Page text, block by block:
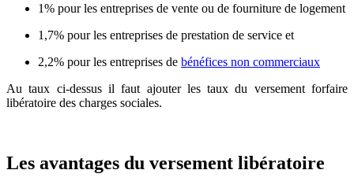
1% pour les entreprises de vente ou de fourniture de logement
1,7% pour les entreprises de prestation de service et
2,2% pour les entreprises de bénéfices non commerciaux
Au taux ci-dessus il faut ajouter les taux du versement forfaire
libératoire des charges sociales.
Les avantages du versement libératoire